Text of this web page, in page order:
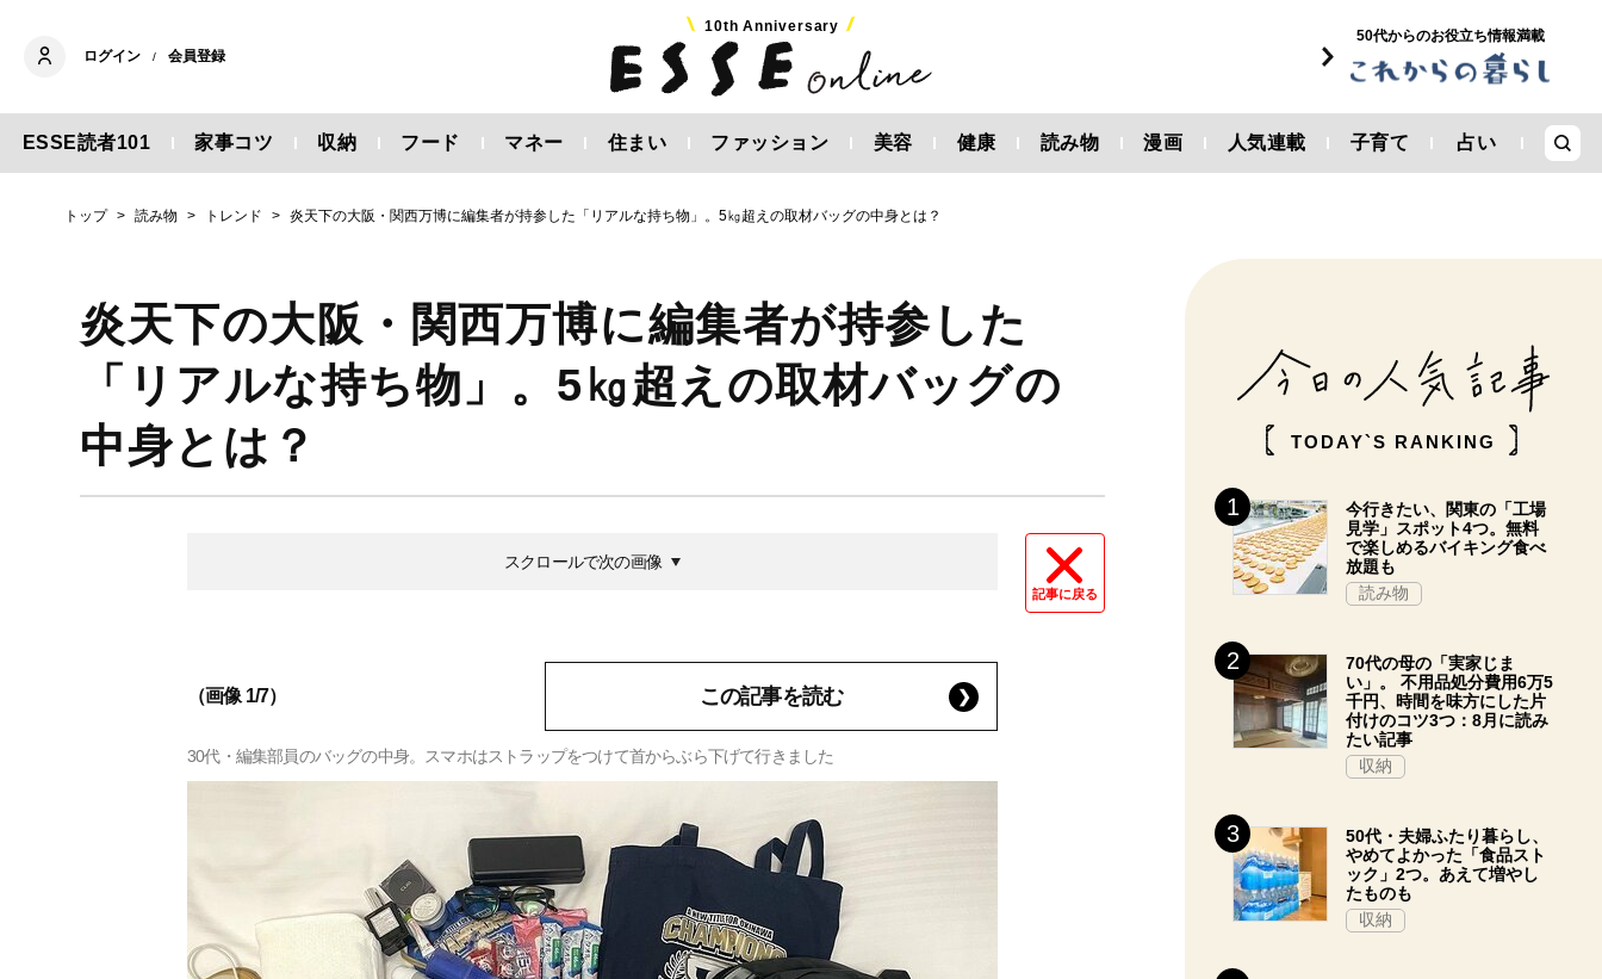
ログイン / 会員登録
10th Anniversary
50代からのお役立ち情報満載
ESSE読者101 家事コツ 収納 フード マネー 住まい ファッション 美容 健康 読み物 漫画 人気連載 子育て 占い
トップ 読み物 トレンド 炎天下の大阪・関西万博に編集者が持参した「リアルな持ち物」。5㎏超えの取材バッグの中身とは？
炎天下の大阪・関西万博に編集者が持参した
「リアルな持ち物」。5㎏超えの取材バッグの
中身とは？
記事に戻る
スクロールで次の画像
（画像 1/7） この記事を読む
30代・編集部員のバッグの中身。スマホはストラップをつけて首からぶら下げて行きました
TODAY`S RANKING
今行きたい、関東の「工場
見学」スポット4つ。無料
で楽しめるバイキング食べ
放題も
読み物
70代の母の「実家じま
い」。 不用品処分費用6万5
千円、時間を味方にした片
付けのコツ3つ：8月に読み
たい記事
収納
50代・夫婦ふたり暮らし、
やめてよかった「食品スト
ック」2つ。あえて増やし
たものも
収納